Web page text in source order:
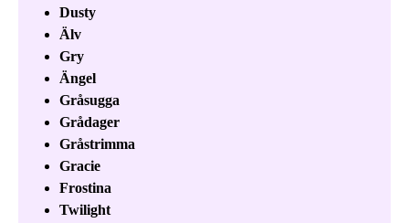
Dusty
Älv
Gry
Ängel
Gråsugga
Grådager
Gråstrimma
Gracie
Frostina
Twilight